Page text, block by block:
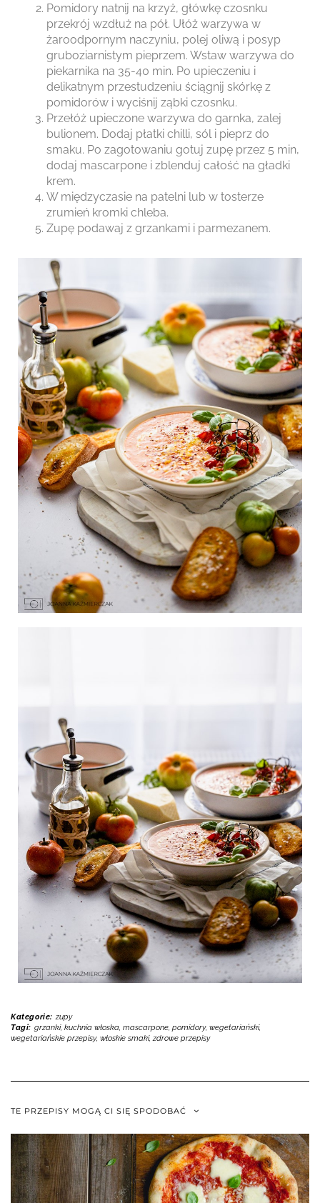
Pomidory natnij na krzyż, główkę czosnku
przekrój wzdłuż na pół. Ułóż warzywa w
żaroodpornym naczyniu, polej oliwą i posyp
gruboziarnistym pieprzem. Wstaw warzywa do
piekarnika na 35-40 min. Po upieczeniu i
delikatnym przestudzeniu ściągnij skórkę z
pomidorów i wyciśnij ząbki czosnku.
Przełóż upieczone warzywa do garnka, zalej
bulionem. Dodaj płatki chilli, sól i pieprz do
smaku. Po zagotowaniu gotuj zupę przez 5 min,
dodaj mascarpone i zblenduj całość na gładki
krem.
W międzyczasie na patelni lub w tosterze
zrumień kromki chleba.
Zupę podawaj z grzankami i parmezanem.
Kategorie: zupy
Tagi: grzanki, kuchnia włoska, mascarpone, pomidory, wegetariański,
wegetariańskie przepisy, włoskie smaki, zdrowe przepisy
TE PRZEPISY MOGĄ CI SIĘ SPODOBAĆ